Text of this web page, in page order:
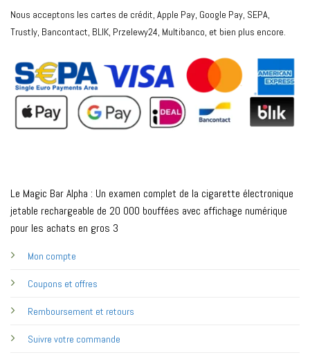
Le Magic Bar Alpha : Un examen complet de la cigarette électronique
jetable rechargeable de 20 000 bouffées avec affichage numérique
pour les achats en gros 3
Mon compte
Coupons et offres
Remboursement et retours
Suivre votre commande
Nous acceptons les cartes de crédit, Apple Pay, Google Pay, SEPA,
Trustly, Bancontact, BLIK, Przelewy24, Multibanco, et bien plus encore.